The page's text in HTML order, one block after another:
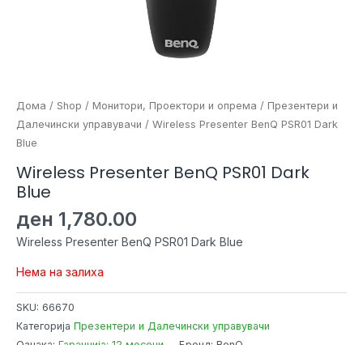
Дома / Shop / Монитори, Проектори и опрема / Презентери и
Далечински управувачи / Wireless Presenter BenQ PSR01 Dark
Blue
Wireless Presenter BenQ PSR01 Dark
Blue
ден 1,780.00
Wireless Presenter BenQ PSR01 Dark Blue
Нема на залиха
SKU: 66670
Категорија Презентери и Далечински управувачи